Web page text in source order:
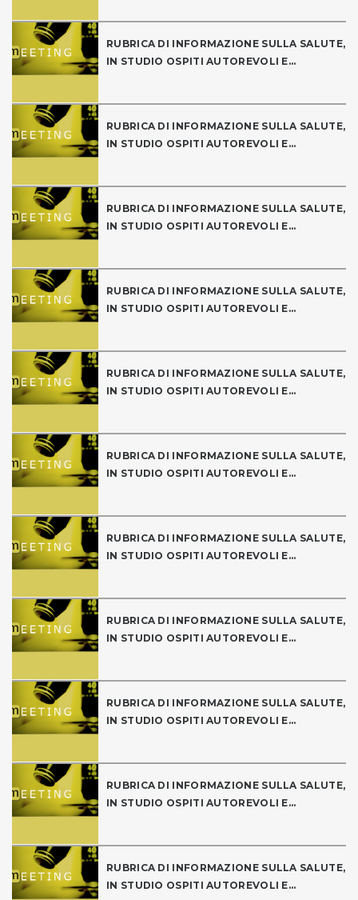
RUBRICA DI INFORMAZIONE SULLA SALUTE,
IN STUDIO OSPITI AUTOREVOLI E...
RUBRICA DI INFORMAZIONE SULLA SALUTE,
IN STUDIO OSPITI AUTOREVOLI E...
RUBRICA DI INFORMAZIONE SULLA SALUTE,
IN STUDIO OSPITI AUTOREVOLI E...
RUBRICA DI INFORMAZIONE SULLA SALUTE,
IN STUDIO OSPITI AUTOREVOLI E...
RUBRICA DI INFORMAZIONE SULLA SALUTE,
IN STUDIO OSPITI AUTOREVOLI E...
RUBRICA DI INFORMAZIONE SULLA SALUTE,
IN STUDIO OSPITI AUTOREVOLI E...
RUBRICA DI INFORMAZIONE SULLA SALUTE,
IN STUDIO OSPITI AUTOREVOLI E...
RUBRICA DI INFORMAZIONE SULLA SALUTE,
IN STUDIO OSPITI AUTOREVOLI E...
RUBRICA DI INFORMAZIONE SULLA SALUTE,
IN STUDIO OSPITI AUTOREVOLI E...
RUBRICA DI INFORMAZIONE SULLA SALUTE,
IN STUDIO OSPITI AUTOREVOLI E...
RUBRICA DI INFORMAZIONE SULLA SALUTE,
IN STUDIO OSPITI AUTOREVOLI E...